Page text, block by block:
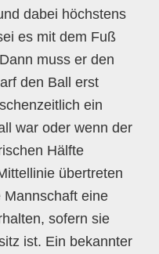
dabei höchstens
es mit dem Fuß
muss er den
den Ball erst
ein
war oder wenn der
Hälfte
übertreten
Mannschaft eine
sofern sie
ist. Ein bekannter